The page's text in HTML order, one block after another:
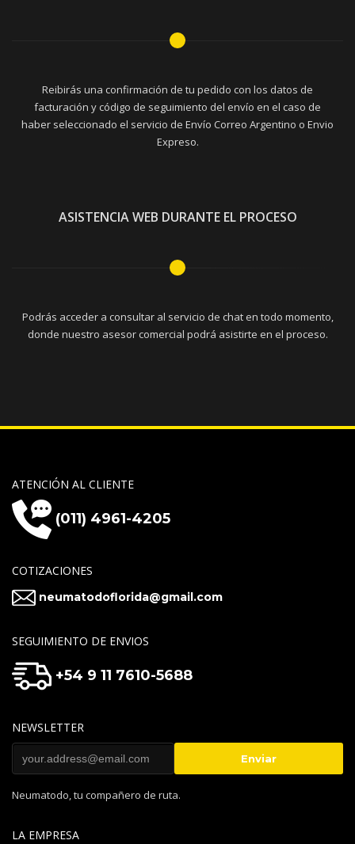
Reibirás una confirmación de tu pedido con los datos de
facturación y código de seguimiento del envío en el caso de
haber seleccionado el servicio de Envío Correo Argentino o Envio
Expreso.
ASISTENCIA WEB DURANTE EL PROCESO
Podrás acceder a consultar al servicio de chat en todo momento,
donde nuestro asesor comercial podrá asistirte en el proceso.
ATENCIÓN AL CLIENTE
(011) 4961-4205
COTIZACIONES
neumatodoflorida@gmail.com
SEGUIMIENTO DE ENVIOS
+54 9 11 7610-5688
NEWSLETTER
Neumatodo, tu compañero de ruta.
LA EMPRESA